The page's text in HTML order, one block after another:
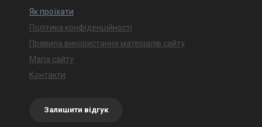
Як проїхати
Політика конфіденційності
Правила використання матеріалів сайту
Мапа сайту
Контакти
Залишити відгук